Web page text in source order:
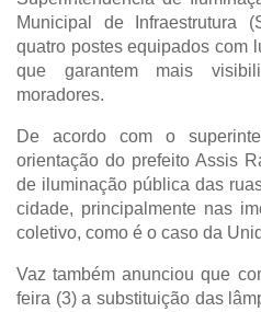
Municipal de Infraestrutura
quatro postes equipados com
que garantem mais
moradores.
De acordo com o
orientação do prefeito Assis
de iluminação pública das
cidade, principalmente nas
coletivo, como é o caso da
Vaz também anunciou que
feira (3) a substituição das